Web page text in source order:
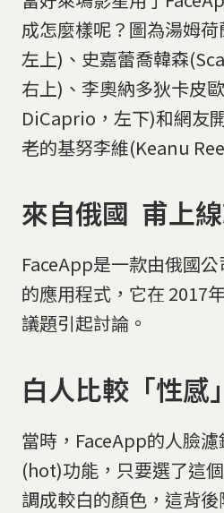
成怎麼樣呢？圖為湯姆
左上)、史嘉蕾喬韓森
右上)、李奧納多狄卡皮
DiCaprio，左下)和網友
老的基努李維(Keanu
來自俄國 甫上
FaceApp是一款由俄國
的應用程式，它在 2017
議題引起討論。
白人比較「性感」
當時，FaceApp的人臉濾
(hot)功能，只要選了這
調成較白的顏色，這背